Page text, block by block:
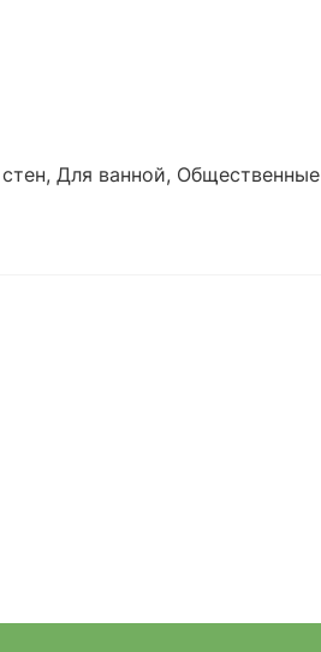
Для ванной,